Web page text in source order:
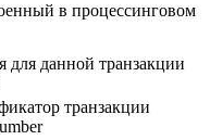
в процессинговом
данной транзакции
транзакции